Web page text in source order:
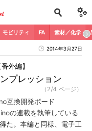
モビリティ FA 素材／化学
2014年3月27日
プレッション
外編】
（2/4 ページ）
互換開発ボード
の連載を執筆している
た。本編と同様、電子工